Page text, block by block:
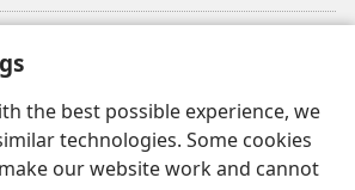
the best possible experience, we
technologies. Some cookies
our website work and cannot
ƐNTƐNƐTI JÍ TƆN Watchtower Tɔn